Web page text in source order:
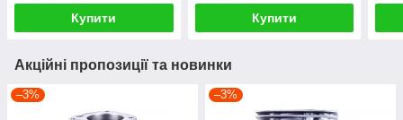
Купити Купити
Акційні пропозиції та новинки
–3% –3%